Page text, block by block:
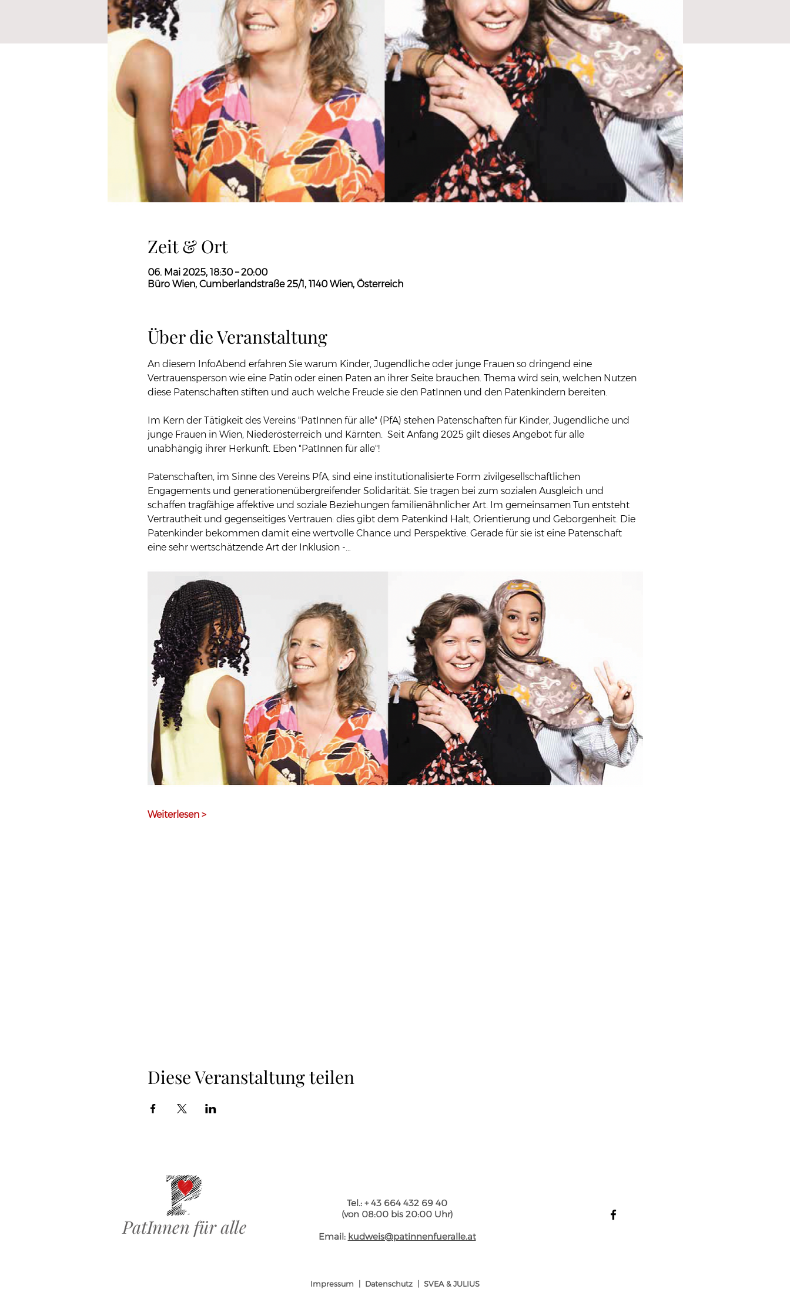
Zeit & Ort
06. Mai 2025, 18:30 – 20:00
Büro Wien, Cumberlandstraße 25/1, 1140 Wien, Österreich
Über die Veranstaltung
An diesem InfoAbend erfahren Sie warum Kinder, Jugendliche oder junge Frauen so dringend eine
Vertrauensperson wie eine Patin oder einen Paten an ihrer Seite brauchen. Thema wird sein, welchen Nutzen
diese Patenschaften stiften und auch welche Freude sie den PatInnen und den Patenkindern bereiten.
Im Kern der Tätigkeit des Vereins "PatInnen für alle" (PfA) stehen Patenschaften für Kinder, Jugendliche und
junge Frauen in Wien, Niederösterreich und Kärnten.  Seit Anfang 2025 gilt dieses Angebot für alle
unabhängig ihrer Herkunft. Eben "PatInnen für alle"!
Patenschaften, im Sinne des Vereins PfA, sind eine institutionalisierte Form zivilgesellschaftlichen
Engagements und generationenübergreifender Solidarität. Sie tragen bei zum sozialen Ausgleich und
schaffen tragfähige affektive und soziale Beziehungen familienähnlicher Art. Im gemeinsamen Tun entsteht
Vertrautheit und gegenseitiges Vertrauen: dies gibt dem Patenkind Halt, Orientierung und Geborgenheit. Die
Patenkinder bekommen damit eine wertvolle Chance und Perspektive. Gerade für sie ist eine Patenschaft
eine sehr wertschätzende Art der Inklusion -…
Weiterlesen >
Diese Veranstaltung teilen
Tel.: + 43 664 432 69 40
(von 08:00 bis 20:00 Uhr)
Email: kudweis@patinnenfueralle.at
Impressum Datenschutz| SVEA & JULIUS